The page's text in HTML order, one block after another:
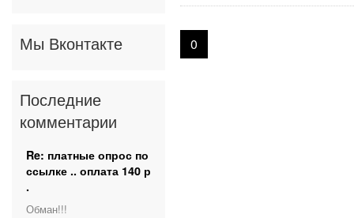
Мы Вконтакте
Последние
комментарии
Re: платные опрос по
ссылке .. оплата 140 р
.
Обман!!!
0